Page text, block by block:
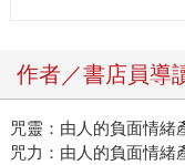
作者／書店員導
咒靈：由人的負面情緒
咒力：由人的負面情緒